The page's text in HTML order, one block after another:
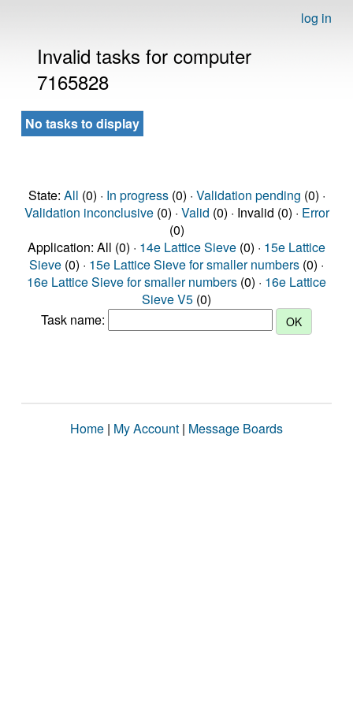
log in
Invalid tasks for computer
7165828
No tasks to display
State: All (0) · In progress(0) · Validation pending (0) ·
Validation inconclusive(0) · Valid (0) · Invalid (0) · Error
(0)
Application: All (0) · 14e Lattice Sieve (0) · 15e Lattice
Sieve (0) · 15e Lattice Sieve for smaller numbers (0) ·
16e Lattice Sieve for smaller numbers (0) · 16e Lattice
Sieve V5 (0)
Task name:
Home | My Account | Message Boards